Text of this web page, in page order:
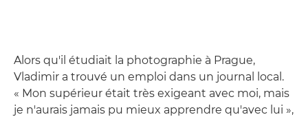
Alors qu'il étudiait la photographie à Prague,
Vladimir a trouvé un emploi dans un journal local.
« Mon supérieur était très exigeant avec moi, mais
je n'aurais jamais pu mieux apprendre qu'avec lui »,